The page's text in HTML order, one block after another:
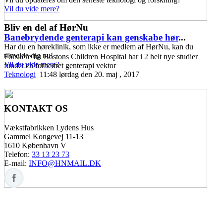
Banebrydende genterapi kan genskabe hør...
Forskere fra Bostons Children Hospital har i 2 helt nye studier
fundet en forbedret genterapi vektor
Teknologi 11:48 lørdag den 20. maj , 2017
Vil du vide mere?
Bliv en del af HørNu
Har du en høreklinik, som ikke er medlem af HørNu, kan du
tilmelde dig nu!
Vil du vide mere?
KONTAKT OS
Vækstfabrikken Lydens Hus
Gammel Kongevej 11-13
1610 København V
Telefon: 33 13 23 73
E-mail: INFO@HNMAIL.DK